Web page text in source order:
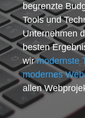
begrenzte
Tools und
Unternehmen
besten
wirmodernste
modernes
allen